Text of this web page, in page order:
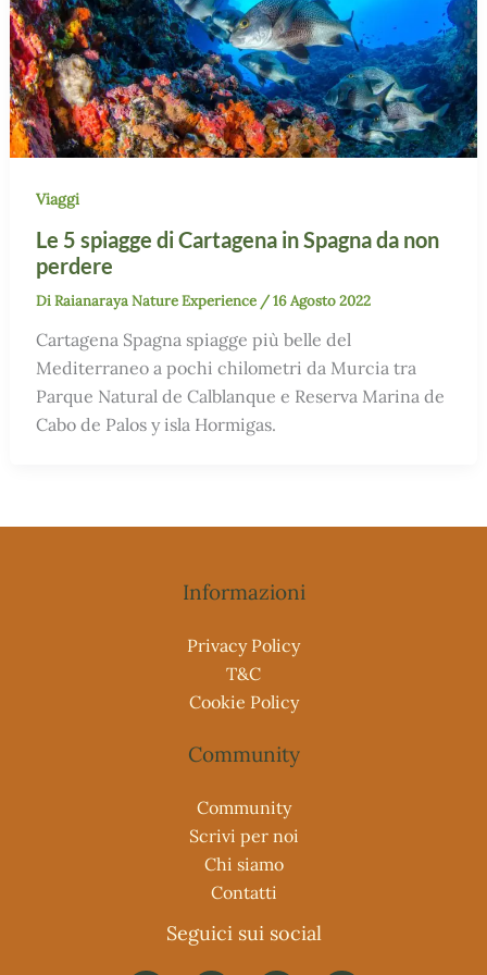
Viaggi
Le 5 spiagge di Cartagena in Spagna da non
perdere
DiRaianaraya Nature Experience /16 Agosto 2022
Cartagena Spagna spiagge più belle del
Mediterraneo a pochi chilometri da Murcia tra
Parque Natural de Calblanque e Reserva Marina de
Cabo de Palos y isla Hormigas.
Informazioni
Privacy Policy
T&C
Cookie Policy
Community
Community
Scrivi per noi
Chi siamo
Contatti
Seguici sui social